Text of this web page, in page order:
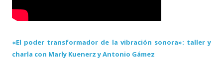
«El poder transformador de la vibración sonora»: taller y
charla con Marly Kuenerz y Antonio Gámez